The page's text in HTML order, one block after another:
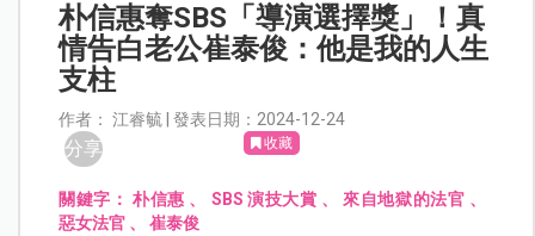
朴信惠奪SBS「導演選擇獎」！真
情告白老公崔泰俊：他是我的人生
支柱
作者： 江睿毓 | 發表日期：2024-12-24
分享 收藏
關鍵字：朴信惠 、 SBS 演技大賞 、來自地獄的法官 、
惡女法官 、崔泰俊